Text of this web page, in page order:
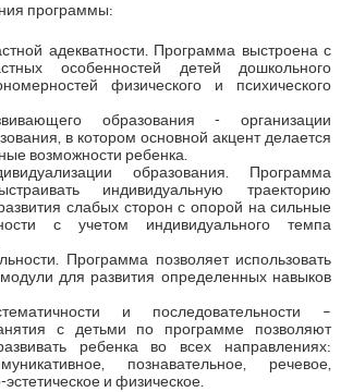
программы:
адекватности. Программа выстроена с
особенностей детей дошкольного
физического и психического
образования - организации
в котором основной акцент делается
возможности ребенка.
образования. Программа
индивидуальную траекторию
слабых сторон с опорой на сильные
с учетом индивидуального темпа
Программа позволяет использовать
для развития определенных навыков
и последовательности –
с детьми по программе позволяют
ребенка во всех направлениях:
познавательное, речевое,
и физическое.